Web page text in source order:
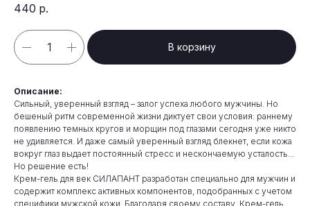
440 р.
В корзину
Описание:
Сильный, уверенный взгляд – залог успеха любого мужчины. Но
бешеный ритм современной жизни диктует свои условия: раннему
появлению темных кругов и морщин под глазами сегодня уже никто
не удивляется. И даже самый уверенный взгляд блекнет, если кожа
вокруг глаз выдает постоянный стресс и нескончаемую усталость...
Но решение есть!
Крем-гель для век СИЛАПАНТ разработан специально для мужчин и
содержит комплекс активных компонентов, подобранных с учетом
специфики мужской кожи. Благодаря своему составу, Крем-гель